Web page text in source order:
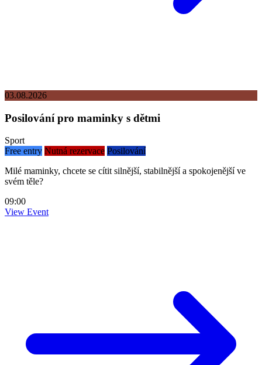
03.08.2026
Posilování pro maminky s dětmi
Sport
Free entry Nutná rezervace Posilování
Milé maminky, chcete se cítit silnější, stabilnější a spokojenější ve
svém těle?
09:00
View Event